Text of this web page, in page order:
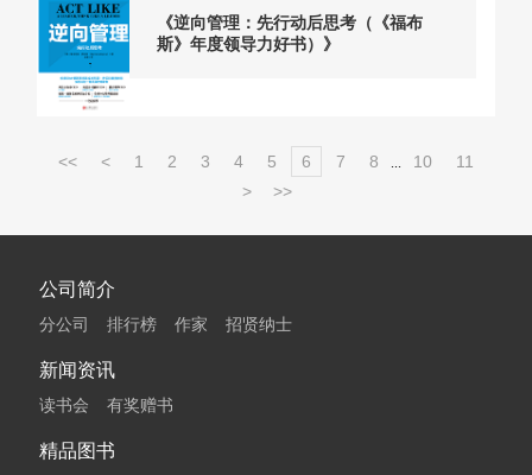
《逆向管理：先行动后思考（《福布
斯》年度领导力好书）》
<< < 1 2 3 4 5 6 7 8 ... 10
11
>
>>
公司简介
分公司 排行榜 作家 招贤纳士
新闻资讯
读书会 有奖赠书
精品图书